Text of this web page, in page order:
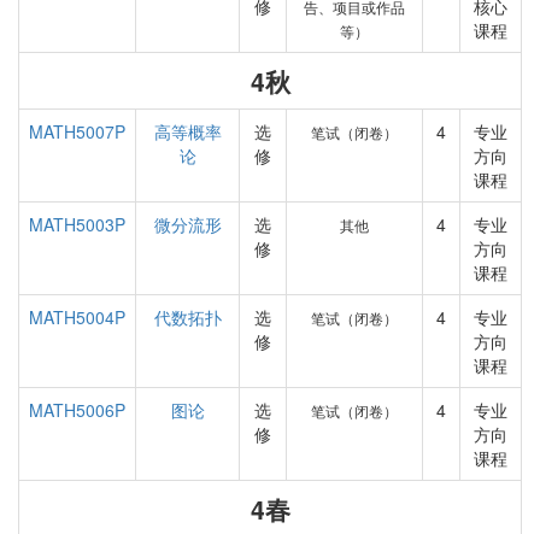
修
告、项目或作品
等）
核心
课程
4秋
MATH5007P
高等概率
论
选
修
笔试（闭卷） 4
专业
方向
课程
MATH5003P
微分流形
选
修
其他 4
专业
方向
课程
MATH5004P
代数拓扑
选
修
笔试（闭卷） 4
专业
方向
课程
MATH5006P
图论
选
修
笔试（闭卷） 4
专业
方向
课程
4春